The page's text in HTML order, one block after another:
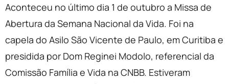
Aconteceu no último dia 1 de outubro a Missa de
Abertura da Semana Nacional da Vida. Foi na
capela do Asilo São Vicente de Paulo, em Curitiba e
presidida por Dom Reginei Modolo, referencial da
Comissão Família e Vida na CNBB. Estiveram